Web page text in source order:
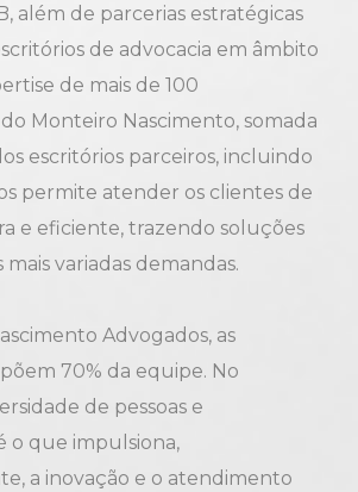
além de parcerias estratégicas
de advocacia em âmbito
de mais de 100
Monteiro Nascimento, somada
escritórios parceiros, incluindo
permite atender os clientes de
e eficiente, trazendo soluções
mais variadas demandas.
Advogados, as
70% da equipe. No
de pessoas e
o que impulsiona,
a inovação e o atendimento